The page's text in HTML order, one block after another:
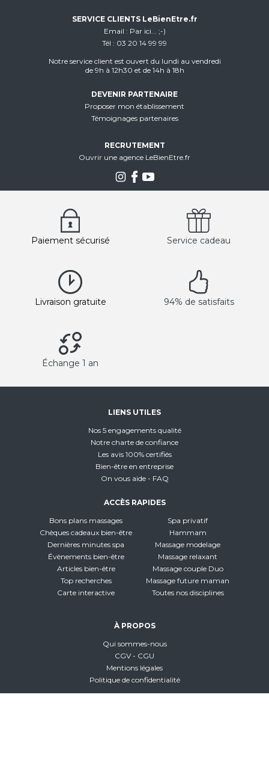
SERVICE CLIENTS LeBienEtre.fr
Email
Par ici... ;-)
Tél
03 20 14 99 99
Notre service client est ouvert du lundi au vendredi
de 9h à 12h30 et de 14h à 18h
DEVENIR PARTENAIRE
Proposer mon établissement
Témoignages partenaires
RECRUTEMENT
Ouvrir une agence LeBienEtre.fr
Paiement sécurisé Service cadeau
Livraison gratuite 94% de satisfaits
Échange 1 an
LIENS UTILES
Nos 5 engagements qualité
Notre charte de confiance
Les avis 100% certifiés
Bien-être en entreprise
On vous aide - FAQ
ACCÈS RAPIDES
Bons plans massages
Chèques cadeaux bien-être
Dernières minutes spa
Évènements bien-être
Articles bien-être
Top recherches
Carte interactive
Spa privatif
Hammam
Massage modelage
Massage relaxant
Massage couple Duo
Massage future maman
Toutes nos disciplines
À PROPOS
Qui sommes-nous
CGV - CGU
Mentions légales
Politique de confidentialité